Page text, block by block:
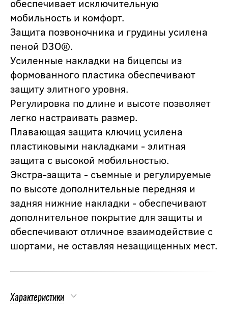
мобильность и комфорт.
Защита позвоночника и грудины усилена
пеной D3O®.
Усиленные накладки на бицепсы из
формованного пластика обеспечивают
защиту элитного уровня.
Регулировка по длине и высоте позволяет
легко настраивать размер.
Плавающая защита ключиц усилена
пластиковыми накладками - элитная
защита с высокой мобильностью.
Экстра-защита - съемные и регулируемые
по высоте дополнительные передняя и
задняя нижние накладки - обеспечивают
дополнительное покрытие для защиты и
обеспечивают отличное взаимодействие с
шортами, не оставляя незащищенных мест.
Характеристики